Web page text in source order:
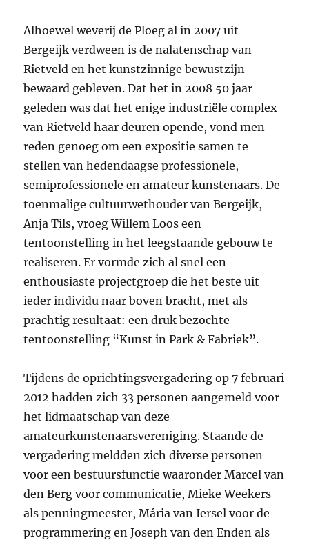
Alhoewel weverij de Ploeg al in 2007 uit
Bergeijk verdween is de nalatenschap van
Rietveld en het kunstzinnige bewustzijn
bewaard gebleven. Dat het in 2008 50 jaar
geleden was dat het enige industriële complex
van Rietveld haar deuren opende, vond men
reden genoeg om een expositie samen te
stellen van hedendaagse professionele,
semiprofessionele en amateur kunstenaars. De
toenmalige cultuurwethouder van Bergeijk,
Anja Tils, vroeg Willem Loos een
tentoonstelling in het leegstaande gebouw te
realiseren. Er vormde zich al snel een
enthousiaste projectgroep die het beste uit
ieder individu naar boven bracht, met als
prachtig resultaat: een druk bezochte
tentoonstelling “Kunst in Park & Fabriek”.
Tijdens de oprichtingsvergadering op 7 februari
2012 hadden zich 33 personen aangemeld voor
het lidmaatschap van deze
amateurkunstenaarsvereniging. Staande de
vergadering meldden zich diverse personen
voor een bestuursfunctie waaronder Marcel van
den Berg voor communicatie, Mieke Weekers
als penningmeester, Mária van Iersel voor de
programmering en Joseph van den Enden als